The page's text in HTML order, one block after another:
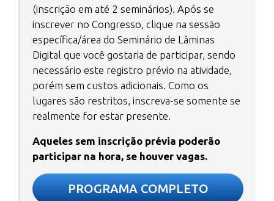
(inscrição em até 2 seminários). Após se
inscrever no Congresso, clique na sessão
específica/área do Seminário de Lâminas
Digital que você gostaria de participar, sendo
necessário este registro prévio na atividade,
porém sem custos adicionais. Como os
lugares são restritos, inscreva-se somente se
realmente for estar presente.
Aqueles sem inscrição prévia poderão
participar na hora, se houver vagas.
PROGRAMA COMPLETO